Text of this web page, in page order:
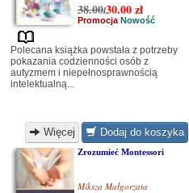
38.00/30.00zł
Promocja Nowość
Polecana książka powstała z potrzeby
pokazania codzienności osób z
autyzmem i niepełnosprawnością
intelektualną...
Więcej Dodaj do koszyka
Zrozumieć Montessori
Miksza Małgorzata